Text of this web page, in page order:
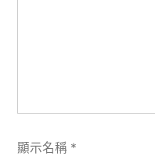
顯示名稱 *